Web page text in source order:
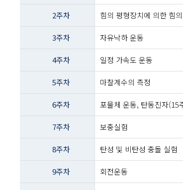
및
2주차 힘의 평형장치에 의한 힘
3주차 자유낙하 운동
4주차 일정 가속도 운동
5주차 마찰계수의 측정
6주차 포물체 운동, 탄동진자(15
7주차 보충실험
8주차 탄성 및 비탄성 충돌 실험
9주차 회전운동